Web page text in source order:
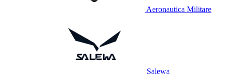
Aeronautica Militare
Salewa